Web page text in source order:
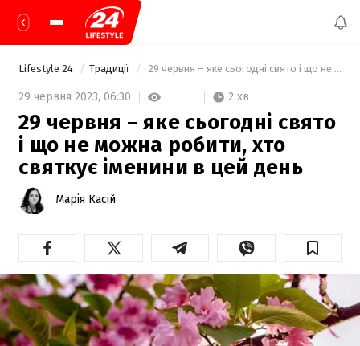
Lifestyle 24 Традиції 29 червня – яке сьогодні свято і що не можна робити, хто святкує іменини в цей день
29 червня 2023, 06:30 2 хв
29 червня – яке сьогодні свято
і що не можна робити, хто
святкує іменини в цей день
Марія Касій